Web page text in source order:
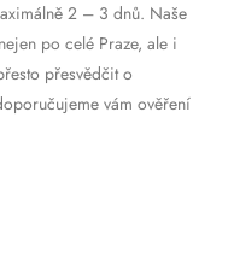
2 – 3 dnů. Naše
po celé Praze, ale i
přesvědčit o
vám ověření